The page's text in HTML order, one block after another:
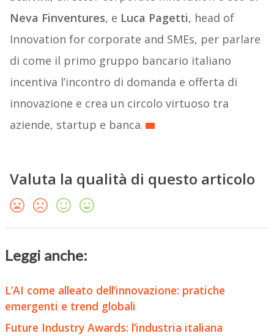
Neva Finventures, e Luca Pagetti, head of
Innovation for corporate and SMEs, per parlare
di come il primo gruppo bancario italiano
incentiva l’incontro di domanda e offerta di
innovazione e crea un circolo virtuoso tra
aziende, startup e banca.
Valuta la qualità di questo articolo
Leggi anche:
L’AI come alleato dell’innovazione: pratiche
emergenti e trend globali
Future Industry Awards: l’industria italiana